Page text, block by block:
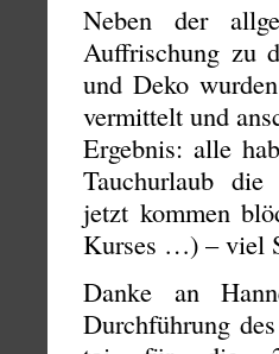
Neben der
Auffrischung zu
und Deko
vermittelt und
Ergebnis: alle
Tauchurlaub die
jetzt kommen
Kurses …) – viel
Danke an
Durchführung